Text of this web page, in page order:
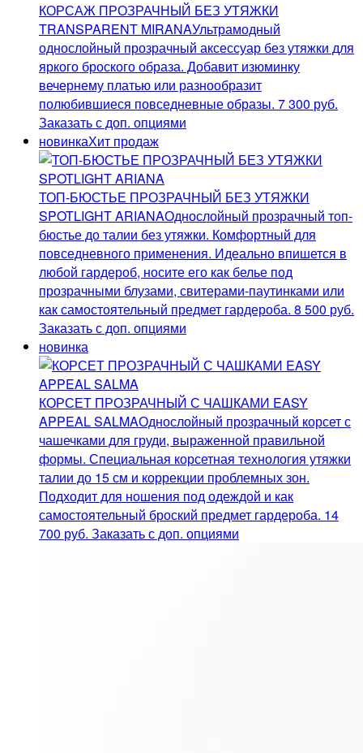
КОРСАЖ ПРОЗРАЧНЫЙ БЕЗ УТЯЖКИ
TRANSPARENT MIRANAУльтрамодный
однослойный прозрачный аксессуар без утяжки для
яркого броского образа. Добавит изюминку
вечернему платью или разнообразит
полюбившиеся повседневные образы. 7 300 руб.
Заказать с доп. опциями
новинкаХит продаж
ТОП-БЮСТЬЕ ПРОЗРАЧНЫЙ БЕЗ УТЯЖКИ
SPOTLIGHT ARIANAОднослойный прозрачный топ-
бюстье до талии без утяжки. Комфортный для
повседневного применения. Идеально впишется в
любой гардероб, носите его как белье под
прозрачными блузами, свитерами-паутинками или
как самостоятельный предмет гардероба. 8 500 руб.
Заказать с доп. опциями
новинка
КОРСЕТ ПРОЗРАЧНЫЙ С ЧАШКАМИ EASY
APPEAL SALMAОднослойный прозрачный корсет с
чашечками для груди, выраженной правильной
формы. Специальная корсетная технология утяжки
талии до 15 см и коррекции проблемных зон.
Подходит для ношения под одеждой и как
самостоятельный броский предмет гардероба. 14
700 руб. Заказать с доп. опциями